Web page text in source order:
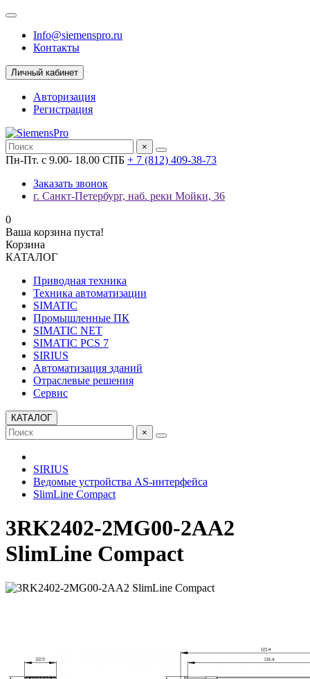
Info@siemenspro.ru
Контакты
Личный кабинет
Авторизация
Регистрация
×
Пн-Пт. с 9.00- 18.00 СПБ + 7 (812) 409-38-73
Заказать звонок
г. Санкт-Петербург, наб. реки Мойки, 36
0
Ваша корзина пуста!
Корзина
КАТАЛОГ
Приводная техника
Техника автоматизации
SIMATIC
Промышленные ПК
SIMATIC NET
SIMATIC PCS 7
SIRIUS
Автоматизация зданий
Отраслевые решения
Сервис
КАТАЛОГ
×
SIRIUS
Ведомые устройства AS-интерфейса
SlimLine Compact
3RK2402-2MG00-2AA2
SlimLine Compact